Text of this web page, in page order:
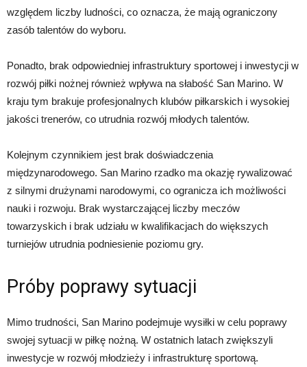
względem liczby ludności, co oznacza, że mają ograniczony
zasób talentów do wyboru.
Ponadto, brak odpowiedniej infrastruktury sportowej i inwestycji w
rozwój piłki nożnej również wpływa na słabość San Marino. W
kraju tym brakuje profesjonalnych klubów piłkarskich i wysokiej
jakości trenerów, co utrudnia rozwój młodych talentów.
Kolejnym czynnikiem jest brak doświadczenia
międzynarodowego. San Marino rzadko ma okazję rywalizować
z silnymi drużynami narodowymi, co ogranicza ich możliwości
nauki i rozwoju. Brak wystarczającej liczby meczów
towarzyskich i brak udziału w kwalifikacjach do większych
turniejów utrudnia podniesienie poziomu gry.
Próby poprawy sytuacji
Mimo trudności, San Marino podejmuje wysiłki w celu poprawy
swojej sytuacji w piłkę nożną. W ostatnich latach zwiększyli
inwestycje w rozwój młodzieży i infrastrukturę sportową.